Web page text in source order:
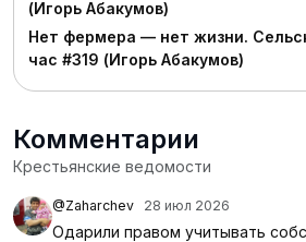
(Игорь Абакумов)
Нет фермера — нет жизни.
час #319 (Игорь Абакумов)
Комментарии
Крестьянские ведомости
@Zaharchev 28 июл 2026
Одарили правом учитывать